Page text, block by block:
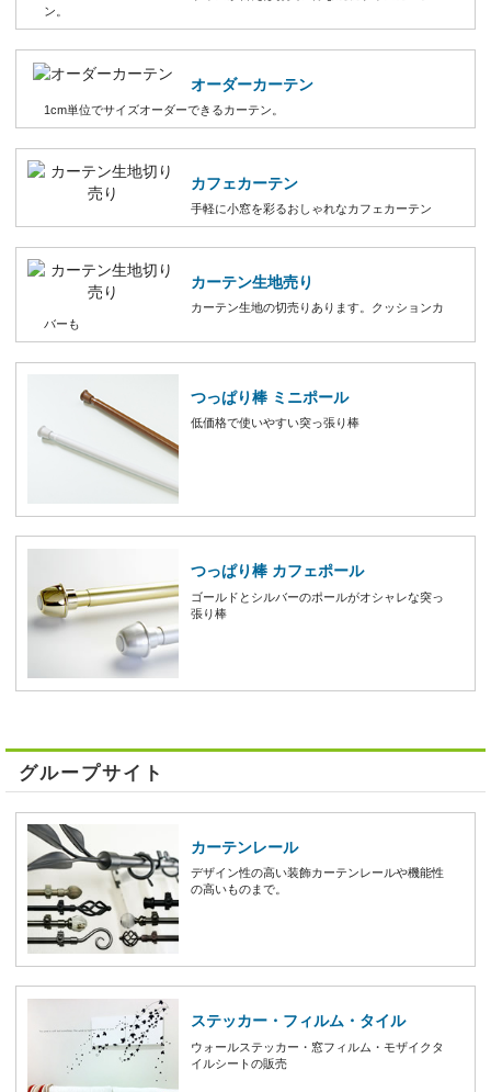
ン。
オーダーカーテン
1cm単位でサイズオーダーできるカーテン。
カフェカーテン
手軽に小窓を彩るおしゃれなカフェカーテン
カーテン生地売り
カーテン生地の切売りあります。クッションカ
バーも
つっぱり棒 ミニポール
低価格で使いやすい突っ張り棒
つっぱり棒 カフェポール
ゴールドとシルバーのポールがオシャレな突っ
張り棒
グループサイト
カーテンレール
デザイン性の高い装飾カーテンレールや機能性
の高いものまで。
ステッカー・フィルム・タイル
ウォールステッカー・窓フィルム・モザイクタ
イルシートの販売